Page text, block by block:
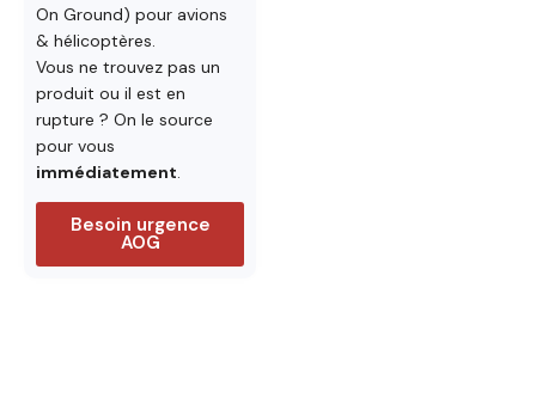
On Ground) pour avions
& hélicoptères.
Vous ne trouvez pas un
produit ou il est en
rupture ? On le source
pour vous
immédiatement.
Besoin urgence
AOG